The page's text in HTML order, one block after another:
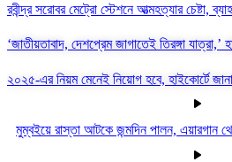
রবীন্দ্র সরোবর মেট্রো স্টেশনে আত্মহত্যার চেষ্টা,
‘জাতীয়তাবাদ, দেশপ্রেম জাগাতেই তিরঙ্গা যাত্রা,’
মুম্বইয়ে রাস্তা আটকে জন্মদিন পালন, এয়ারগান